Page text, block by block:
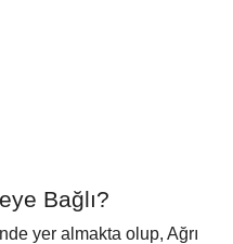
Bağlı?
yer almakta olup, Ağrı